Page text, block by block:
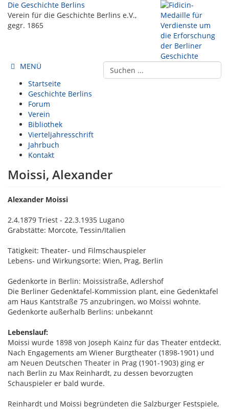
Die Geschichte Berlins
Verein für die Geschichte Berlins e.V.,
gegr. 1865
MENÜ
Startseite
Geschichte Berlins
Forum
Verein
Bibliothek
Vierteljahresschrift
Jahrbuch
Kontakt
Moissi, Alexander
Alexander Moissi
2.4.1879 Triest - 22.3.1935 Lugano
Grabstätte: Morcote, Tessin/Italien
Tätigkeit: Theater- und Filmschauspieler
Lebens- und Wirkungsorte: Wien, Prag, Berlin
Gedenkorte in Berlin: Moissistraße, Adlershof
Die Berliner Gedenktafel-Kommission plant, eine Gedenktafel
am Haus Kantstraße 75 anzubringen, wo Moissi wohnte.
Gedenkorte außerhalb Berlins: unbekannt
Lebenslauf:
Moissi wurde 1898 von Joseph Kainz für das Theater entdeckt.
Nach Engagements am Wiener Burgtheater (1898-1901) und
am Neuen Deutschen Theater in Prag (1901-1903) ging er
nach Berlin zu Max Reinhardt, zu dessen bevorzugten
Schauspieler er bald wurde.
Reinhardt und Moissi begründeten die Salzburger Festspiele,